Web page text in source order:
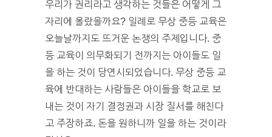
우리가 권리라고 생각하는 것들은 어떻게 그
자리에 올랐을까요? 일례로 무상 중등 교육은
오늘날까지도 뜨거운 논쟁의 주제입니다. 중
등 교육이 의무화되기 전까지는 아이들도 일
을 하는 것이 당연시되었습니다. 무상 중등 교
육에 반대하는 사람들은 아이들을 학교로 보
내는 것이 자기 결정권과 시장 질서를 해친다
고 주장하죠. 돈을 원하니까 일을 하는 것이라